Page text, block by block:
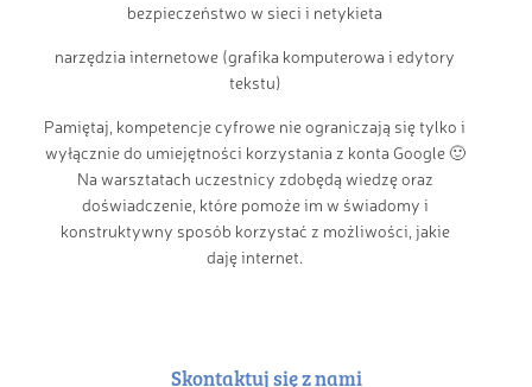
bezpieczeństwo w sieci i netykieta
narzędzia internetowe (grafika komputerowa i edytory
tekstu)
Pamiętaj, kompetencje cyfrowe nie ograniczają się tylko i
wyłącznie do umiejętności korzystania z konta Google 🙂
Na warsztatach uczestnicy zdobędą wiedzę oraz
doświadczenie, które pomoże im w świadomy i
konstruktywny sposób korzystać z możliwości, jakie
daję internet.
Skontaktuj się z nami